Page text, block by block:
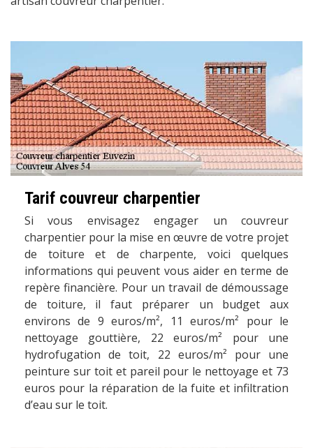
Tarif couvreur charpentier
Si vous envisagez engager un couvreur
charpentier pour la mise en œuvre de votre projet
de toiture et de charpente, voici quelques
informations qui peuvent vous aider en terme de
repère financière. Pour un travail de démoussage
de toiture, il faut préparer un budget aux
environs de 9 euros/m², 11 euros/m² pour le
nettoyage gouttière, 22 euros/m² pour une
hydrofugation de toit, 22 euros/m² pour une
peinture sur toit et pareil pour le nettoyage et 73
euros pour la réparation de la fuite et infiltration
d’eau sur le toit.